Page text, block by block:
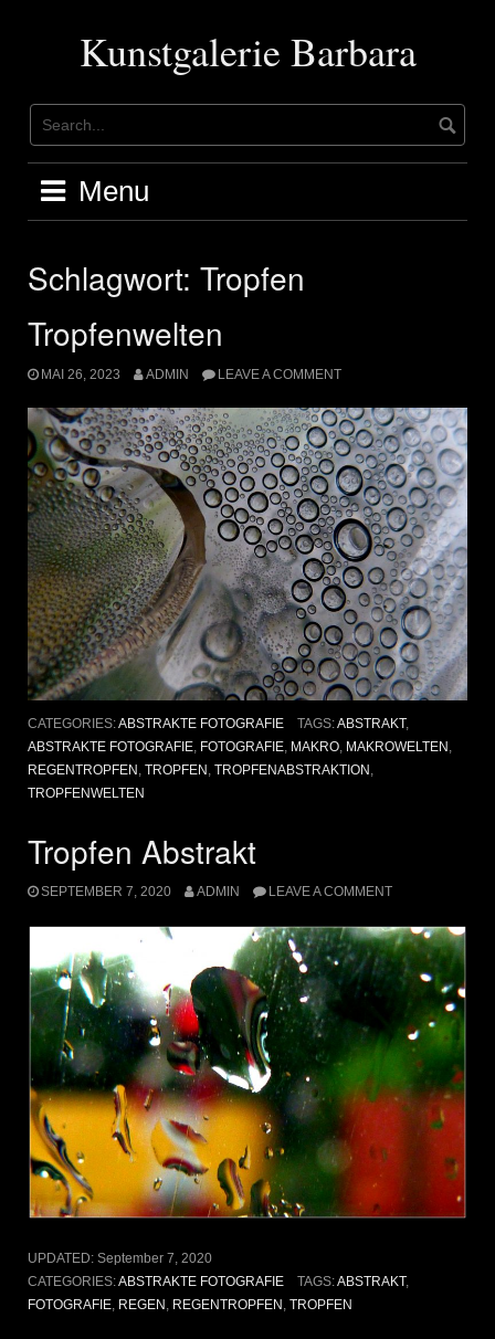
Kunstgalerie Barbara
Menu
Schlagwort: Tropfen
Tropfenwelten
MAI 26, 2023 ADMIN LEAVE A COMMENT
CATEGORIES:ABSTRAKTE FOTOGRAFIE TAGS:ABSTRAKT,
ABSTRAKTE FOTOGRAFIE, FOTOGRAFIE, MAKRO, MAKROWELTEN ,
REGENTROPFEN , TROPFEN , TROPFENABSTRAKTION ,
TROPFENWELTEN
Tropfen Abstrakt
SEPTEMBER 7, 2020 ADMIN LEAVE A COMMENT
UPDATED: September 7, 2020
CATEGORIES:ABSTRAKTE FOTOGRAFIE TAGS:ABSTRAKT,
FOTOGRAFIE, REGEN , REGENTROPFEN , TROPFEN